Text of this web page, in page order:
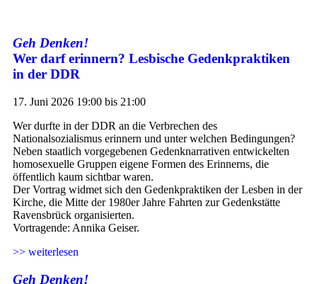
Geh Denken!
Wer darf erinnern? Lesbische Gedenkpraktiken
in der DDR
17. Juni 2026 19:00 bis 21:00
Wer durfte in der DDR an die Verbrechen des
Nationalsozialismus erinnern und unter welchen Bedingungen?
Neben staatlich vorgegebenen Gedenknarrativen entwickelten
homosexuelle Gruppen eigene Formen des Erinnerns, die
öffentlich kaum sichtbar waren.
Der Vortrag widmet sich den Gedenkpraktiken der Lesben in der
Kirche, die Mitte der 1980er Jahre Fahrten zur Gedenkstätte
Ravensbrück organisierten.
Vortragende: Annika Geiser.
>> weiterlesen
Geh Denken!